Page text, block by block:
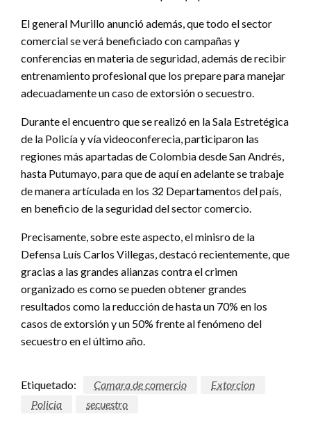
El general Murillo anunció además, que todo el sector
comercial se verá beneficiado con campañas y
conferencias en materia de seguridad, además de recibir
entrenamiento profesional que los prepare para manejar
adecuadamente un caso de extorsión o secuestro.
Durante el encuentro que se realizó en la Sala Estretégica
de la Policía y vía videoconferecia, participaron las
regiones más apartadas de Colombia desde San Andrés,
hasta Putumayo, para que de aquí en adelante se trabaje
de manera artículada en los 32 Departamentos del país,
en beneficio de la seguridad del sector comercio.
Precisamente, sobre este aspecto, el minisro de la
Defensa Luís Carlos Villegas, destacó recientemente, que
gracias a las grandes alianzas contra el crimen
organizado es como se pueden obtener grandes
resultados como la reducción de hasta un 70% en los
casos de extorsión y un 50% frente al fenómeno del
secuestro en el último año.
Etiquetado: Camara de comercio
Extorcion
Policia
secuestro